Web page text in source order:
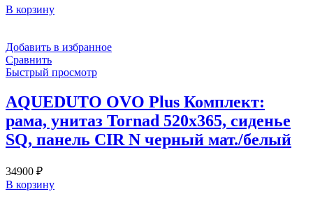
В корзину
Добавить в избранное
Сравнить
Быстрый просмотр
AQUEDUTO OVO Plus Комплект:
рама, унитаз Tornad 520х365, сиденье
SQ, панель CIR N черный мат./белый
34900 ₽
В корзину